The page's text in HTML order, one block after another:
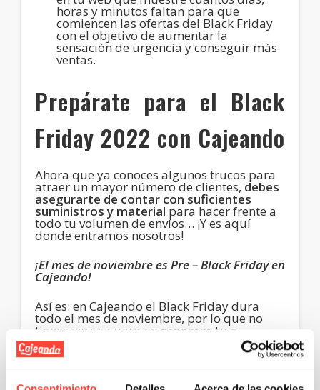
horas y minutos faltan para que
comiencen las ofertas del Black Friday
con el objetivo de aumentar la
sensación de urgencia y conseguir más
ventas.
Prepárate para el Black
Friday 2022 con Cajeando
Ahora que ya conoces algunos trucos para
atraer un mayor número de clientes, debes
asegurarte de contar con suficientes
suministros y material para hacer frente a
todo tu volumen de envíos… ¡Y es aquí
donde entramos nosotros!
¡El mes de noviembre es Pre – Black Friday en
Cajeando!
Así es: en Cajeando el Black Friday dura
todo el mes de noviembre, por lo que no
tienes excusa para no preparar tu e-
commerce y tus ofertas y descuentos con
antelación
En Cajeando podrás disfrutar de